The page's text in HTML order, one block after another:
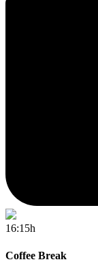
16:15h
Coffee Break